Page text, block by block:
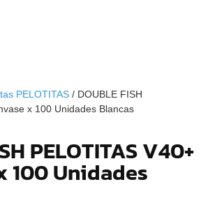
PELOTITAS / DOUBLE FISH
x 100 Unidades Blancas
PELOTITAS V40+
100 Unidades